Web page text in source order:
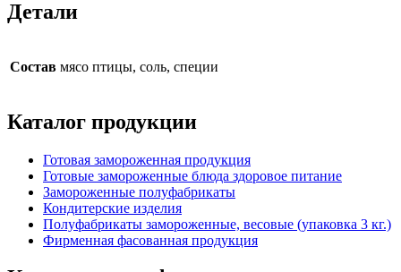
Детали
Состав мясо птицы, соль, специи
Каталог продукции
Готовая замороженная продукция
Готовые замороженные блюда здоровое питание
Замороженные полуфабрикаты
Кондитерские изделия
Полуфабрикаты замороженные, весовые (упаковка 3 кг.)
Фирменная фасованная продукция